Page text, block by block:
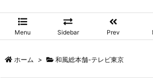
Menu Sidebar Prev
ホーム > 和風総本舗-テレビ東京